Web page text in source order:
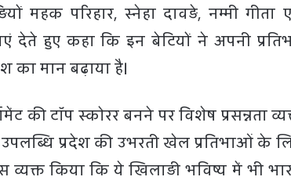
महक परिहार, स्नेहा दावड़े, नम्मी गीता
देते हुए कहा कि इन बेटियों ने अपनी
मान बढ़ाया है।
की टॉप स्कोरर बनने पर विशेष प्रसन्नता
प्रदेश की उभरती खेल प्रतिभाओं के
व्यक्त किया कि ये खिलाड़ी भविष्य में भी